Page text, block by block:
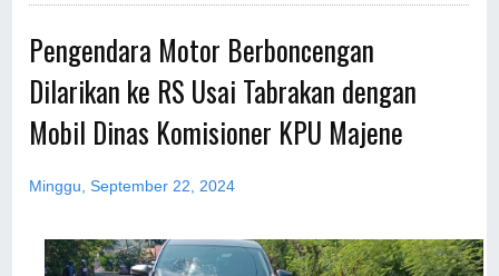
Pengendara Motor Berboncengan
Dilarikan ke RS Usai Tabrakan dengan
Mobil Dinas Komisioner KPU Majene
Minggu, September 22, 2024